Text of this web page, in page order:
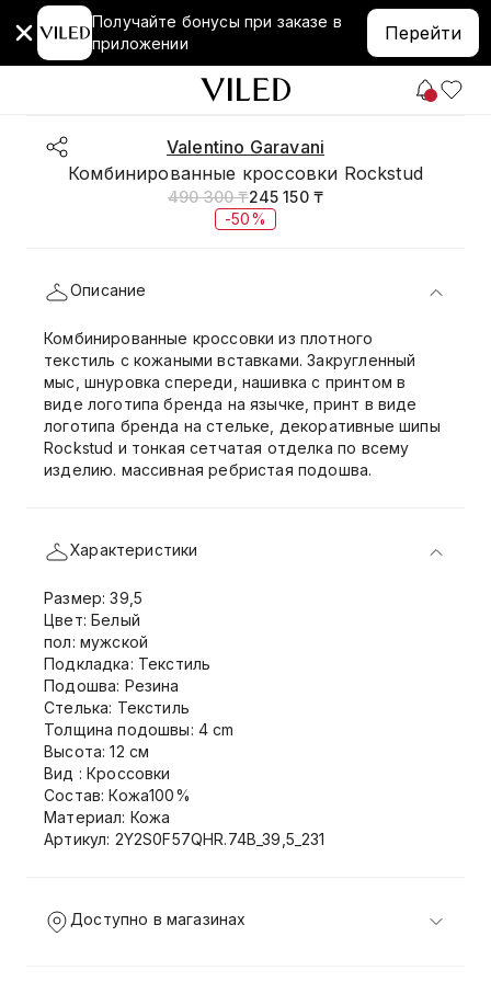
Получайте бонусы при заказе в
приложении
Перейти
Valentino Garavani
Комбинированные кроссовки Rockstud
490 300 ₸245 150 ₸
-50%
Описание
Комбинированные кроссовки из плотного
текстиль с кожаными вставками. Закругленный
мыс, шнуровка спереди, нашивка с принтом в
виде логотипа бренда на язычке, принт в виде
логотипа бренда на стельке, декоративные шипы
Rockstud и тонкая сетчатая отделка по всему
изделию. массивная ребристая подошва.
Характеристики
Размер: 39,5
Цвет: Белый
пол: мужской
Подкладка: Текстиль
Подошва: Резина
Стелька: Текстиль
Толщина подошвы: 4 cm
Высота: 12 см
Вид : Кроссовки
Состав: Кожа100%
Материал: Кожа
Артикул: 2Y2S0F57QHR.74B_39,5_231
Доступно в магазинах